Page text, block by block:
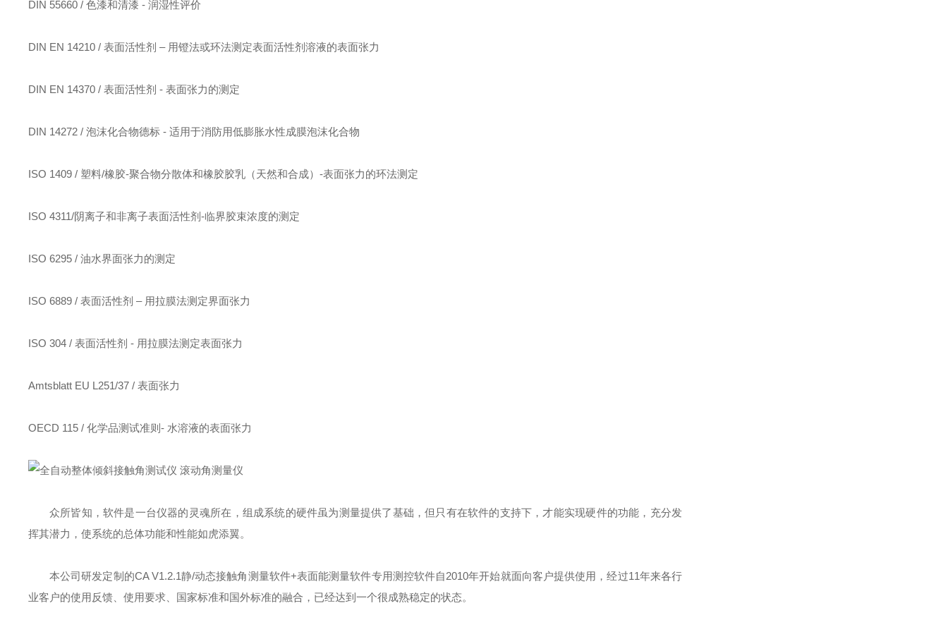
DIN 55660 / 色漆和清漆 - 润湿性评价
DIN EN 14210 / 表面活性剂 – 用镫法或环法测定表面活性剂溶液的表面张力
DIN EN 14370 / 表面活性剂 - 表面张力的测定
DIN 14272 / 泡沫化合物德标 - 适用于消防用低膨胀水性成膜泡沫化合物
ISO 1409 / 塑料/橡胶-聚合物分散体和橡胶胶乳（天然和合成）-表面张力的环法测定
ISO 4311/阴离子和非离子表面活性剂-临界胶束浓度的测定
ISO 6295 / 油水界面张力的测定
ISO 6889 / 表面活性剂 – 用拉膜法测定界面张力
ISO 304 / 表面活性剂 - 用拉膜法测定表面张力
Amtsblatt EU L251/37 / 表面张力
OECD 115 / 化学品测试准则- 水溶液的表面张力
众所皆知，软件是一台仪器的灵魂所在，组成系统的硬件虽为测量提供了基础，但只有在软件的支持下，才能实现硬件的功能，充分发
挥其潜力，使系统的总体功能和性能如虎添翼。
本公司研发定制的CA V1.2.1静/动态接触角测量软件+表面能测量软件专用测控软件自2010年开始就面向客户提供使用，经过11年来各行
业客户的使用反馈、使用要求、国家标准和国外标准的融合，已经达到一个很成熟稳定的状态。